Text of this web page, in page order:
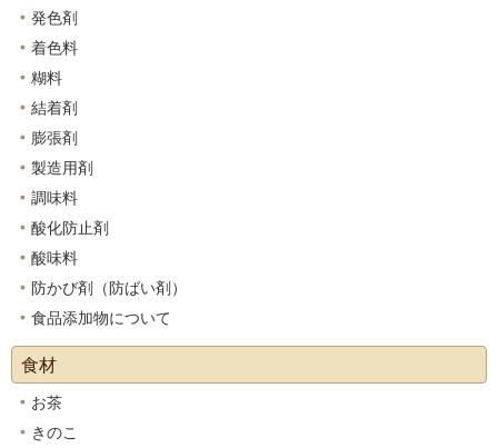
発色剤
着色料
糊料
結着剤
膨張剤
製造用剤
調味料
酸化防止剤
酸味料
防かび剤（防ばい剤）
食品添加物について
食材
お茶
きのこ